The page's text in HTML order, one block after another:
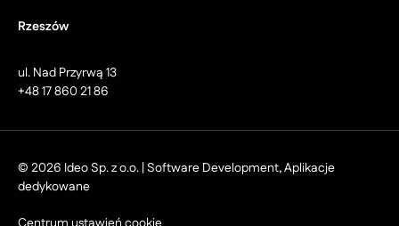
Rzeszów
ul. Nad Przyrwą 13
+48 17 860 21 86
© 2026 Ideo Sp. z o.o. | Software Development, Aplikacje
dedykowane